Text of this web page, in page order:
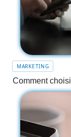
MARKETING
Comment